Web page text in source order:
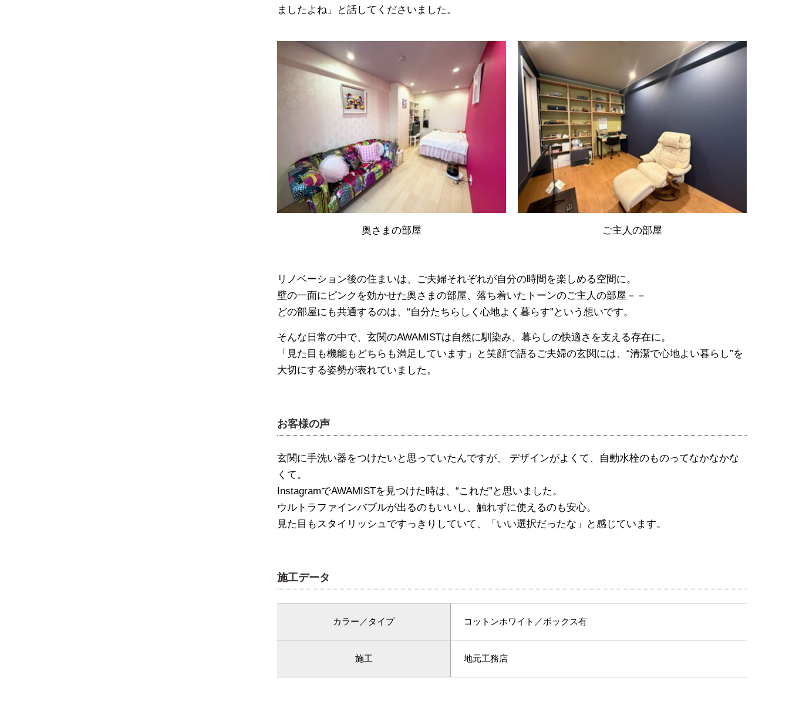
ましたよね」と話してくださいました。
奥さまの部屋 ご主人の部屋
リノベーション後の住まいは、ご夫婦それぞれが自分の時間を楽しめる空間に。
壁の一面にピンクを効かせた奥さまの部屋、落ち着いたトーンのご主人の部屋－－
どの部屋にも共通するのは、“自分たちらしく心地よく暮らす”という想いです。
そんな日常の中で、玄関のAWAMISTは自然に馴染み、暮らしの快適さを支える存在に。
「見た目も機能もどちらも満足しています」と笑顔で語るご夫婦の玄関には、“清潔で心地よい暮らし”を
大切にする姿勢が表れていました。
お客様の声
玄関に手洗い器をつけたいと思っていたんですが、 デザインがよくて、自動水栓のものってなかなかな
くて。
InstagramでAWAMISTを見つけた時は、“これだ”と思いました。
ウルトラファインバブルが出るのもいいし、触れずに使えるのも安心。
見た目もスタイリッシュですっきりしていて、「いい選択だったな」と感じています。
施工データ
カラー／タイプ コットンホワイト／ボックス有
施工 地元工務店